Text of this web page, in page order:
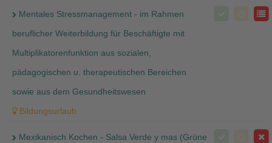
Mentales Stressmanagement - im Rahmen
beruflicher Weiterbildung für Beschäftigte mit
Multiplikatorenfunktion aus sozialen,
pädagogischen u. therapeutischen Bereichen
sowie aus dem Gesundheitswesen
Bildungsurlaub
Mexikanisch Kochen - Salsa Verde y mas (Grüne